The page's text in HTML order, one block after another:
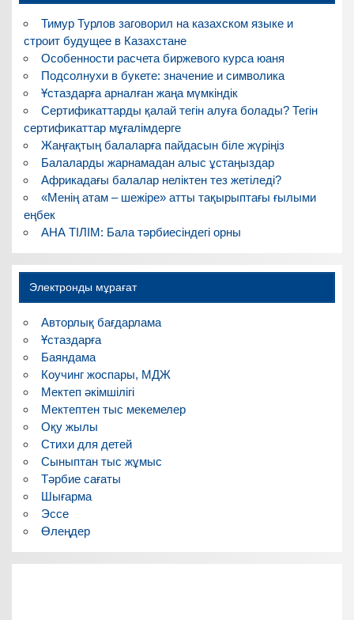
Тимур Турлов заговорил на казахском языке и
строит будущее в Казахстане
Особенности расчета биржевого курса юаня
Подсолнухи в букете: значение и символика
Ұстаздарға арналған жаңа мүмкіндік
Сертификаттарды қалай тегін алуға болады? Тегін
сертификаттар мұғалімдерге
Жаңғақтың балаларға пайдасын біле жүріңіз
Балаларды жарнамадан алыс ұстаңыздар
Африкадағы балалар неліктен тез жетіледі?
«Менің атам – шежіре» атты тақырыптағы ғылыми
еңбек
АНА ТІЛІМ: Бала тәрбиесіндегі орны
Электронды мұрағат
Авторлық бағдарлама
Ұстаздарға
Баяндама
Коучинг жоспары, МДЖ
Мектеп әкімшілігі
Мектептен тыс мекемелер
Оқу жылы
Стихи для детей
Сыныптан тыс жұмыс
Тәрбие сағаты
Шығарма
Эссе
Өлеңдер